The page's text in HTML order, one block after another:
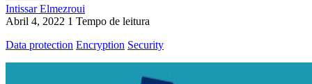
Intissar Elmezroui
Abril 4, 2022 1 Tempo de leitura
Data protection Encryption Security